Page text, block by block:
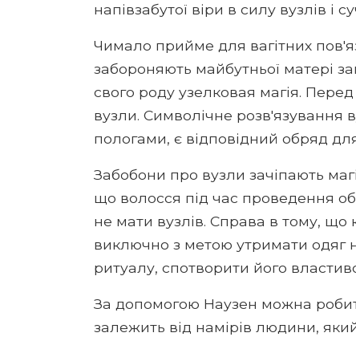
напівзабутої віри в силу вузлів і
Чимало прийме для вагітних
забороняють майбутньої матері
свого роду узелковая магія.
вузли. Символічне розв'язування
пологами, є відповідний обряд
Забобони про вузли зачіпають
що волосся під час проведення
не мати вузлів. Справа в тому, що
виключно з метою утримати одяг
ритуалу, спотворити його
За допомогою Наузен можна
залежить від намірів людини,